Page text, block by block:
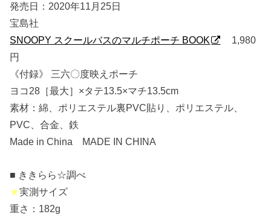
発売日：2020年11月25日
宝島社
SNOOPY スクールバスのマルチポーチ BOOK
1,980
円
《付録》 三六〇度映えポーチ
ヨコ28［最大］×タテ13.5×マチ13.5cm
素材：綿、ポリエステル裏PVC貼り、ポリエステル、
PVC、合金、鉄
Made in China MADE IN CHINA
■ ききらら☆調べ
★実測サイズ
重さ：182g